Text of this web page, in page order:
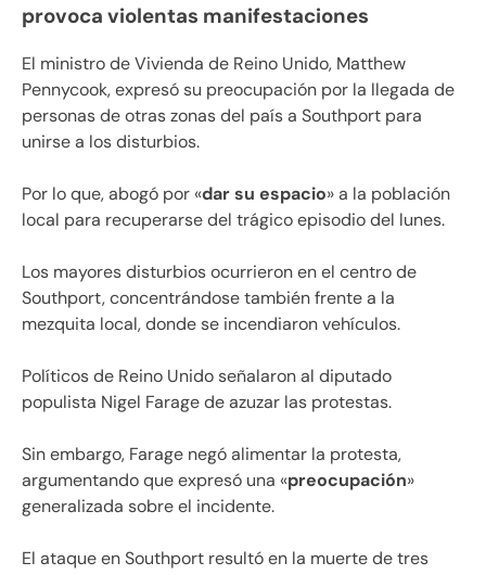
provoca violentas manifestaciones
El ministro de Vivienda de Reino Unido, Matthew
Pennycook, expresó su preocupación por la llegada de
personas de otras zonas del país a Southport para
unirse a los disturbios.
Por lo que, abogó por «dar su espacio» a la población
local para recuperarse del trágico episodio del lunes.
Los mayores disturbios ocurrieron en el centro de
Southport, concentrándose también frente a la
mezquita local, donde se incendiaron vehículos.
Políticos de Reino Unido señalaron al diputado
populista Nigel Farage de azuzar las protestas.
Sin embargo, Farage negó alimentar la protesta,
argumentando que expresó una «preocupación»
generalizada sobre el incidente.
El ataque en Southport resultó en la muerte de tres